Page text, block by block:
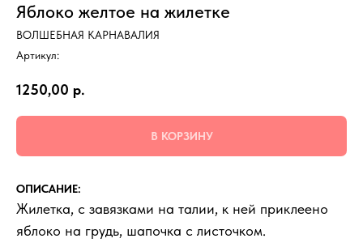
Яблоко желтое на жилетке
ВОЛШЕБНАЯ КАРНАВАЛИЯ
Артикул:
1250,00 р.
В КОРЗИНУ
ОПИСАНИЕ:
Жилетка, с завязками на талии, к ней приклеено
яблоко на грудь, шапочка с листочком.